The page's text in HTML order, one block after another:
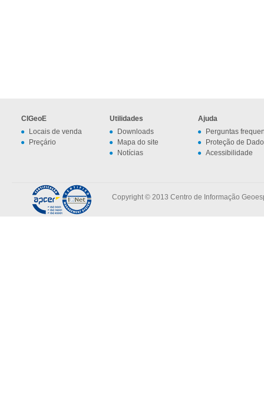
CIGeoE
Locais de venda
Preçário
Utilidades
Downloads
Mapa do site
Notícias
Ajuda
Perguntas
Proteção de
Acessibilidade
Copyright © 2013 Centro de Informação